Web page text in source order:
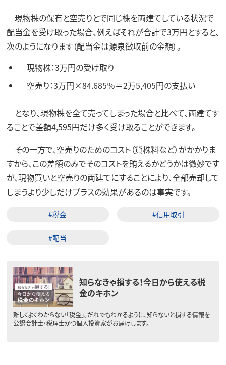
現物株の保有と空売りとで同じ株を両建てしている状況で
配当金を受け取った場合、例えばそれが合計で3万円とすると、
次のようになります（配当金は源泉徴収前の金額）。
現物株：3万円の受け取り
空売り：3万円×84.685％＝2万5,405円の支払い
となり、現物株を全て売ってしまった場合と比べて、両建てす
ることで差額4,595円だけ多く受け取ることができます。
その一方で、空売りのためのコスト（貸株料など）がかかりま
すから、この差額のみでそのコストを賄えるかどうかは微妙です
が、現物買いと空売りの両建てにすることにより、全部売却して
しまうより少しだけプラスの効果があるのは事実です。
#税金 #信用取引
#配当
知らなきゃ損する！今日から使える税
金のキホン
難しくよくわからない「税金」。だれでもわかるように、知らないと損する情報を
公認会計士・税理士かつ個人投資家がお届けします。